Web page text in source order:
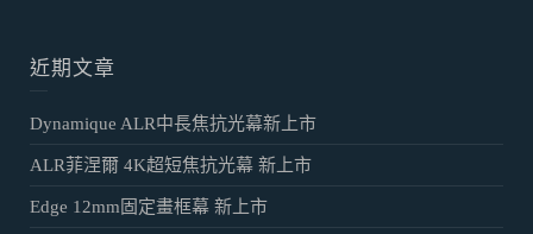
近期文章
Dynamique ALR中長焦抗光幕新上市
ALR菲涅爾 4K超短焦抗光幕 新上市
Edge 12mm固定畫框幕 新上市